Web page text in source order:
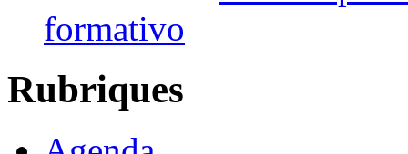
formativo
Rubriques